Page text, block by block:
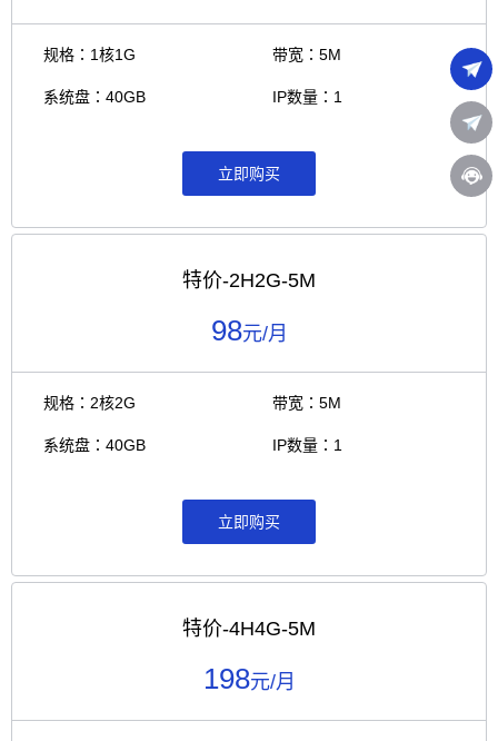
规格：1核1G
系统盘：40GB
带宽：5M
IP数量：1
立即购买
特价-2H2G-5M
98元/月
规格：2核2G
系统盘：40GB
带宽：5M
IP数量：1
立即购买
特价-4H4G-5M
198元/月